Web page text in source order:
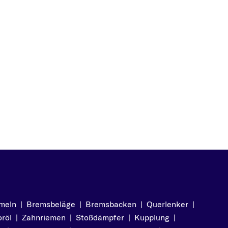
| Bremsbeläge | Bremsbacken | Querlenker |
| Zahnriemen | Stoßdämpfer | Kupplung |